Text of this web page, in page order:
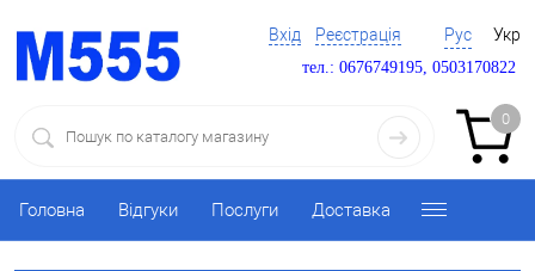
Вхід Реєстрація Рус Укр
тел.: 0676749195, 0503170822
0
Головна Відгуки Послуги Доставка